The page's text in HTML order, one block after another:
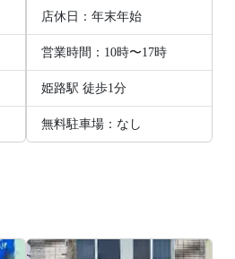
店休日：年末年始
営業時間：10時〜17時
姫路駅 徒歩1分
無料駐車場：なし